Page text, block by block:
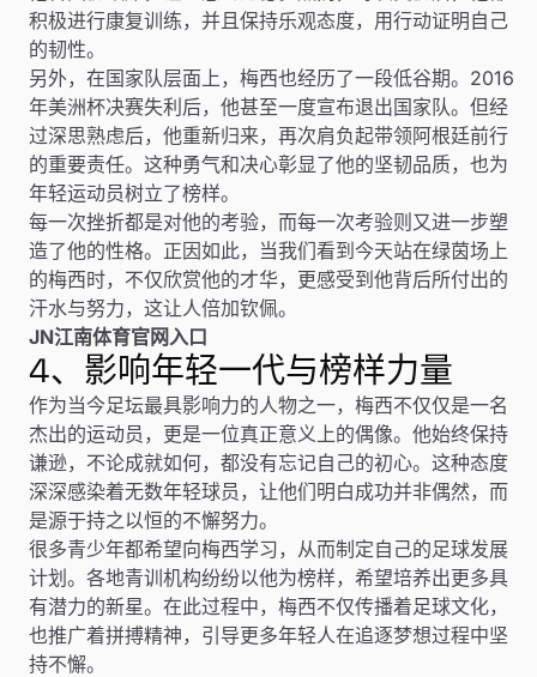
积极进行康复训练，并且保持乐观态度，用行动证明自己
的韧性。
另外，在国家队层面上，梅西也经历了一段低谷期。2016
年美洲杯决赛失利后，他甚至一度宣布退出国家队。但经
过深思熟虑后，他重新归来，再次肩负起带领阿根廷前行
的重要责任。这种勇气和决心彰显了他的坚韧品质，也为
年轻运动员树立了榜样。
每一次挫折都是对他的考验，而每一次考验则又进一步塑
造了他的性格。正因如此，当我们看到今天站在绿茵场上
的梅西时，不仅欣赏他的才华，更感受到他背后所付出的
汗水与努力，这让人倍加钦佩。
JN江南体育官网入口
4、影响年轻一代与榜样力量
作为当今足坛最具影响力的人物之一，梅西不仅仅是一名
杰出的运动员，更是一位真正意义上的偶像。他始终保持
谦逊，不论成就如何，都没有忘记自己的初心。这种态度
深深感染着无数年轻球员，让他们明白成功并非偶然，而
是源于持之以恒的不懈努力。
很多青少年都希望向梅西学习，从而制定自己的足球发展
计划。各地青训机构纷纷以他为榜样，希望培养出更多具
有潜力的新星。在此过程中，梅西不仅传播着足球文化，
也推广着拼搏精神，引导更多年轻人在追逐梦想过程中坚
持不懈。